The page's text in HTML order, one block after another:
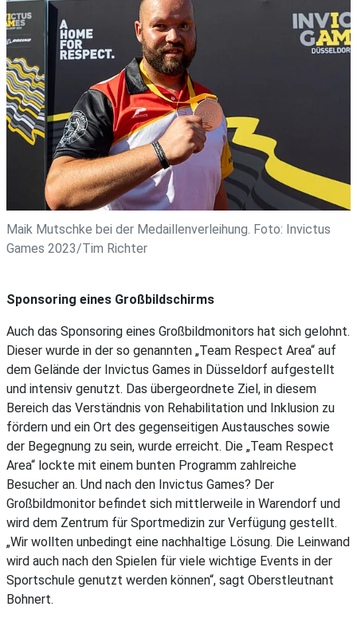
Maik Mutschke bei der Medaillenverleihung. Foto: Invictus
Games 2023/Tim Richter
Sponsoring eines Großbildschirms
Auch das Sponsoring eines Großbildmonitors hat sich gelohnt.
Dieser wurde in der so genannten „Team Respect Area“ auf
dem Gelände der Invictus Games in Düsseldorf aufgestellt
und intensiv genutzt. Das übergeordnete Ziel, in diesem
Bereich das Verständnis von Rehabilitation und Inklusion zu
fördern und ein Ort des gegenseitigen Austausches sowie
der Begegnung zu sein, wurde erreicht. Die „Team Respect
Area“ lockte mit einem bunten Programm zahlreiche
Besucher an. Und nach den Invictus Games? Der
Großbildmonitor befindet sich mittlerweile in Warendorf und
wird dem Zentrum für Sportmedizin zur Verfügung gestellt.
„Wir wollten unbedingt eine nachhaltige Lösung. Die Leinwand
wird auch nach den Spielen für viele wichtige Events in der
Sportschule genutzt werden können“, sagt Oberstleutnant
Bohnert.